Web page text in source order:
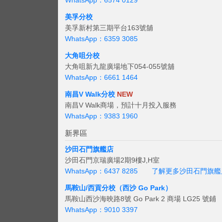
美孚分校
美孚新村第三期平台163號舖
WhatsApp：6359 3085
大角咀分校
大角咀新九龍廣場地下054-055號舖
WhatsApp：6661 1464
南昌V Walk分校 NEW
南昌V Walk商場，預計十月投入服務
WhatsApp：9383 1960
新界區
沙田石門旗艦店
沙田石門京瑞廣場2期9樓J,H室
WhatsApp：6437 8285
了解更多沙田石門旗
馬鞍山/西貢分校（西沙 Go Park）
馬鞍山西沙海映路8號 Go Park 2 商場 LG25 號鋪
WhatsApp：9010 3397